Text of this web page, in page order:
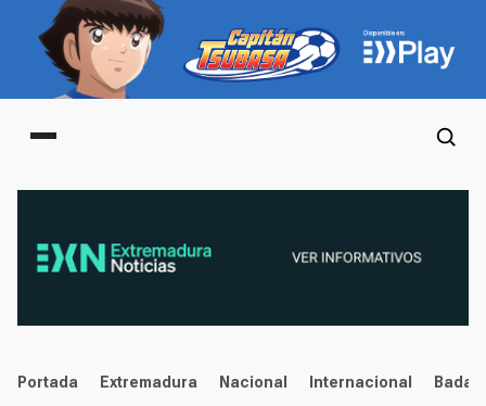
Main menu
noticias
Portada Extremadura Nacional Internacional